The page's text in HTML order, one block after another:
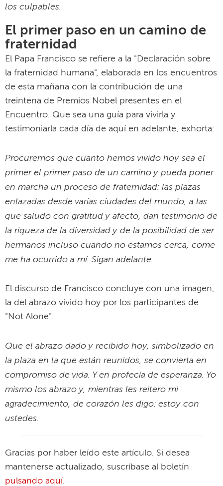
los culpables.
El primer paso en un camino de
fraternidad
El Papa Francisco se refiere a la "Declaración sobre
la fraternidad humana", elaborada en los encuentros
de esta mañana con la contribución de una
treintena de Premios Nobel presentes en el
Encuentro. Que sea una guía para vivirla y
testimoniarla cada día de aquí en adelante, exhorta:
Procuremos que cuanto hemos vivido hoy sea el
primer el primer paso de un camino y pueda poner
en marcha un proceso de fraternidad: las plazas
enlazadas desde varias ciudades del mundo, a las
que saludo con gratitud y afecto, dan testimonio de
la riqueza de la diversidad y de la posibilidad de ser
hermanos incluso cuando no estamos cerca, come
me ha ocurrido a mí. Sigan adelante.
El discurso de Francisco concluye con una imagen,
la del abrazo vivido hoy por los participantes de
"Not Alone":
Que el abrazo dado y recibido hoy, simbolizado en
la plaza en la que están reunidos, se convierta en
compromiso de vida. Y en profecía de esperanza. Yo
mismo los abrazo y, mientras les reitero mi
agradecimiento, de corazón les digo: estoy con
ustedes.
Gracias por haber leído este artículo. Si desea
mantenerse actualizado, suscríbase al boletín
pulsando aquí.